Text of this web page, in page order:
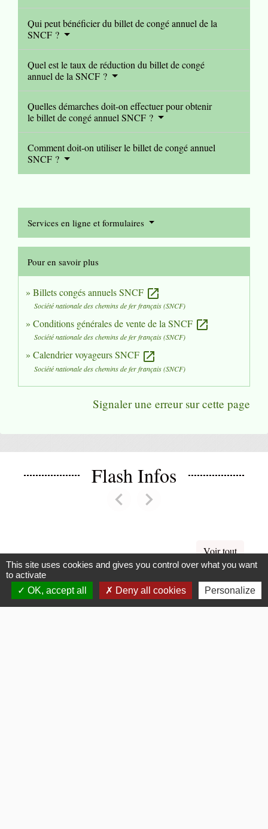
Qui peut bénéficier du billet de congé annuel de la
SNCF ?
Quel est le taux de réduction du billet de congé
annuel de la SNCF ?
Quelles démarches doit-on effectuer pour obtenir
le billet de congé annuel SNCF ?
Comment doit-on utiliser le billet de congé annuel
SNCF ?
Services en ligne et formulaires
Pour en savoir plus
Billets congés annuels SNCF open_in_new
Société nationale des chemins de fer français (SNCF)
Conditions générales de vente de la SNCF open_in_new
Société nationale des chemins de fer français (SNCF)
Calendrier voyageurs SNCF open_in_new
Société nationale des chemins de fer français (SNCF)
Signaler une erreur sur cette page
Flash Infos
chevron_leftPrevious
chevron_rightNext
Voir tout
La Mairie
This site uses cookies and gives you control over what you want
to activate
OK, accept all
Deny all cookies Personalize